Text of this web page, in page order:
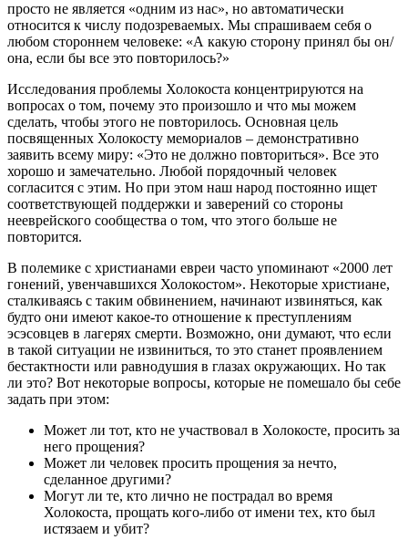
просто не является «одним из нас», но автоматически
относится к числу подозреваемых. Мы спрашиваем себя о
любом стороннем человеке: «А какую сторону принял бы он/
она, если бы все это повторилось?»
Исследования проблемы Холокоста концентрируются на
вопросах о том, почему это произошло и что мы можем
сделать, чтобы этого не повторилось. Основная цель
посвященных Холокосту мемориалов – демонстративно
заявить всему миру: «Это не должно повториться». Все это
хорошо и замечательно. Любой порядочный человек
согласится с этим. Но при этом наш народ постоянно ищет
соответствующей поддержки и заверений со стороны
нееврейского сообщества о том, что этого больше не
повторится.
В полемике с христианами евреи часто упоминают «2000 лет
гонений, увенчавшихся Холокостом». Некоторые христиане,
сталкиваясь с таким обвинением, начинают извиняться, как
будто они имеют какое-то отношение к преступлениям
эсэсовцев в лагерях смерти. Возможно, они думают, что если
в такой ситуации не извиниться, то это станет проявлением
бестактности или равнодушия в глазах окружающих. Но так
ли это? Вот некоторые вопросы, которые не помешало бы себе
задать при этом:
Может ли тот, кто не участвовал в Холокосте, просить за
него прощения?
Может ли человек просить прощения за нечто,
сделанное другими?
Могут ли те, кто лично не пострадал во время
Холокоста, прощать кого-либо от имени тех, кто был
истязаем и убит?